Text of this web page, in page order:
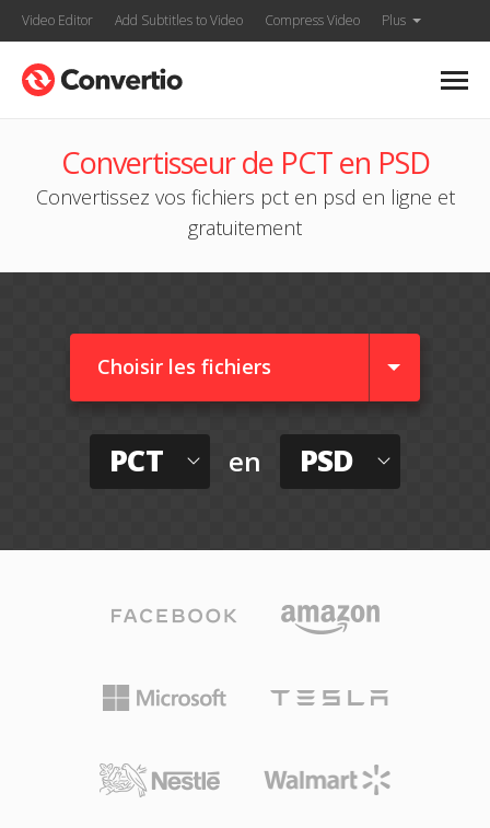
Video Editor Add Subtitles to Video Compress Video Plus
Convertisseur de PCT en PSD
Convertissez vos fichiers pct en psd en ligne et
gratuitement
Choisir les fichiers
PCT en PSD